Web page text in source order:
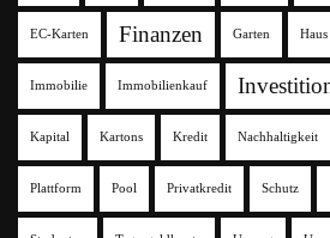
EC-Karten Finanzen Garten Haus
Immobilie Immobilienkauf
Kapital Kartons Kredit Nachhaltigkeit
Plattform Pool Privatkredit Schutz